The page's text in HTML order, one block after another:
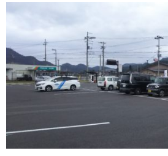
スタン
7.
「道
パー